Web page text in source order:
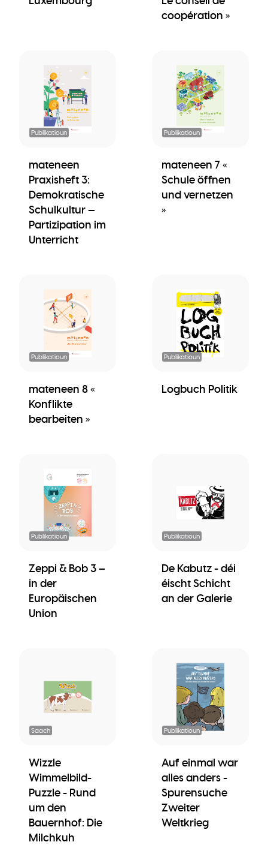
coopération »
Publikatioun
mateneen
Praxisheft 3:
Demokratische
Schulkultur —
Partizipation im
Unterricht
Publikatioun
mateneen 7 «
Schule öffnen
und vernetzen
»
Publikatioun
mateneen 8 «
Konflikte
bearbeiten »
Publikatioun
Logbuch Politik
Publikatioun
Zeppi & Bob 3 –
in der
Europäischen
Union
Publikatioun
De Kabutz - déi
éischt Schicht
an der Galerie
Saach
Wizzle
Wimmelbild-
Puzzle - Rund
um den
Bauernhof: Die
Milchkuh
Publikatioun
Auf einmal war
alles anders -
Spurensuche
Zweiter
Weltkrieg